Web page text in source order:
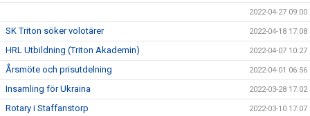
2022-04-27 09:00
SK Triton söker volotärer 2022-04-18 17:08
HRL Utbildning (Triton Akademin) 2022-04-07 10:27
Årsmöte och prisutdelning 2022-04-01 06:56
Insamling för Ukraina 2022-03-28 17:02
Rotary i Staffanstorp 2022-03-10 17:07